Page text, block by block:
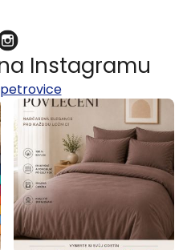
Instagramu